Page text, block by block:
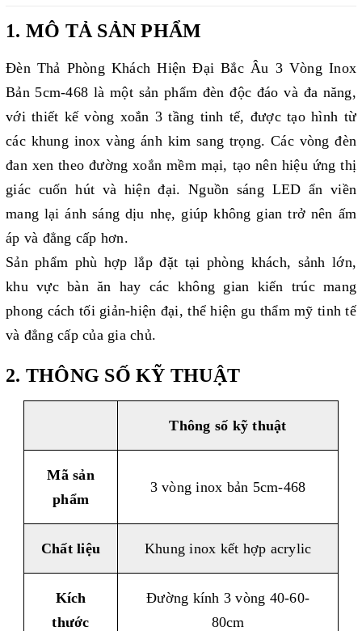
1. MÔ TẢ SẢN PHẨM
Đèn Thả Phòng Khách Hiện Đại Bắc Âu 3 Vòng Inox
Bản 5cm-468 là một sản phẩm đèn độc đáo và đa năng,
vớithiết kế vòng xoắn 3 tầng tinh tế, được tạo hình từ
các khung inox vàng ánh kim sang trọng. Các vòng đèn
đan xen theo đường xoắn mềm mại, tạo nên hiệu ứng thị
giác cuốn hút và hiện đại. Nguồn sáng LED ẩn viền
mang lại ánh sáng dịu nhẹ, giúp không gian trở nên ấm
áp và đẳng cấp hơn.
Sản phẩm phù hợp lắp đặt tại phòng khách, sảnh lớn,
khu vực bàn ăn hay các không gian kiến trúc mang
phong cách tối giản-hiện đại, thể hiện gu thẩm mỹ tinh tế
và đẳng cấp của gia chủ.
2. THÔNG SỐ KỸ THUẬT
Thông số kỹ thuật
Mã sản
phẩm
3 vòng inox bản 5cm-468
Chất liệu Khung inox kết hợp acrylic
Kích
thước
Đường kính 3 vòng 40-60-
80cm